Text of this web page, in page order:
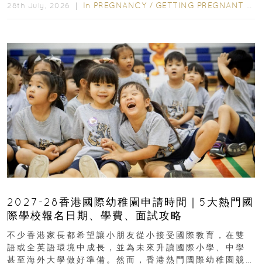
28th July, 2026 ｜ In PREGNANCY / GETTING PREGNANT
2027-28香港國際幼稚園申請時間｜5大熱門國
際學校報名日期、學費、面試攻略
不少香港家長都希望讓小朋友從小接受國際教育，在雙
語或全英語環境中成長，並為未來升讀國際小學、中學
甚至海外大學做好準備。然而，香港熱門國際幼稚園競